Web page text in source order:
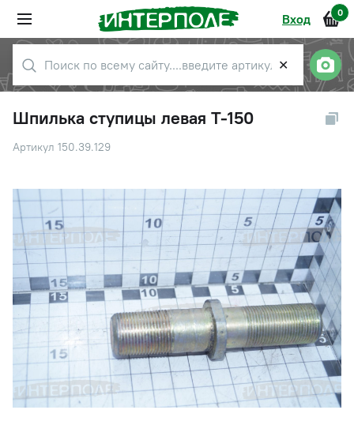
Вход 0
✕
Шпилька ступицы левая Т-150
Артикул 150.39.129